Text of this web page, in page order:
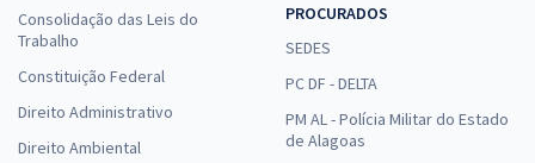
Consolidação das Leis do
Trabalho
Constituição Federal
Direito Administrativo
Direito Ambiental
PROCURADOS
SEDES
PC DF - DELTA
PM AL - Polícia Militar do Estado
de Alagoas